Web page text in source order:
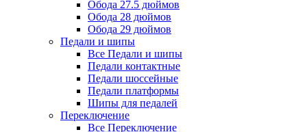
Обода 27.5 дюймов
Обода 28 дюймов
Обода 29 дюймов
Педали и шипы
Все Педали и шипы
Педали контактные
Педали шоссейные
Педали платформы
Шипы для педалей
Переключение
Все Переключение